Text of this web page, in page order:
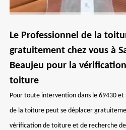
Le Professionnel de la
gratuitement chez vous à
Beaujeu pour la
toiture
Pour toute intervention dans le 69430 et
de la toiture peut se déplacer
vérification de toiture et de recherche